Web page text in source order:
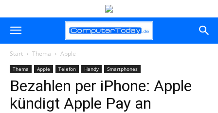
Start Thema Apple
Thema Apple Telefon Handy Smartphones
Bezahlen per iPhone: Apple
kündigt Apple Pay an